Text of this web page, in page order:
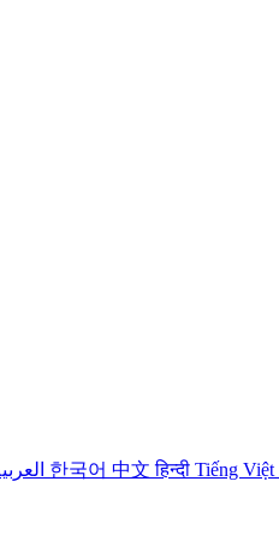
한국어 中文हिन्दी Tiếng Việt